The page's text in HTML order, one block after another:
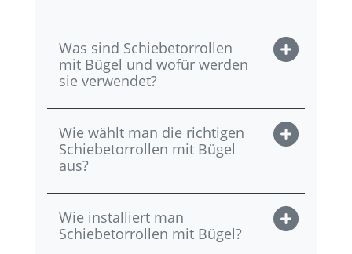
Was sind Schiebetorrollen
mit Bügel und wofür werden
sie verwendet?
Wie wählt man die richtigen
Schiebetorrollen mit Bügel
aus?
Wie installiert man
Schiebetorrollen mit Bügel?